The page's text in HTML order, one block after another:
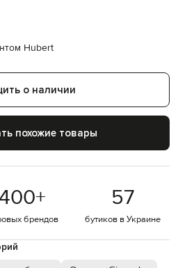
Hubert
о наличии
похожие товары
400+
брендов
57
бутиков в Украине